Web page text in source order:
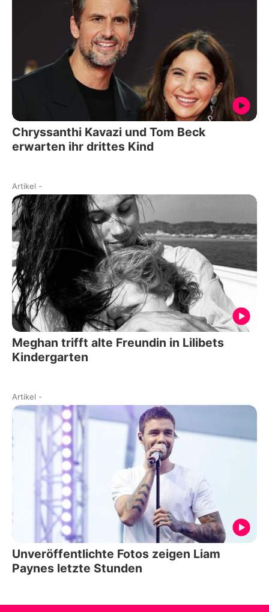
Chryssanthi Kavazi und Tom Beck
erwarten ihr drittes Kind
Artikel -
Meghan trifft alte Freundin in Lilibets
Kindergarten
Artikel -
Unveröffentlichte Fotos zeigen Liam
Paynes letzte Stunden